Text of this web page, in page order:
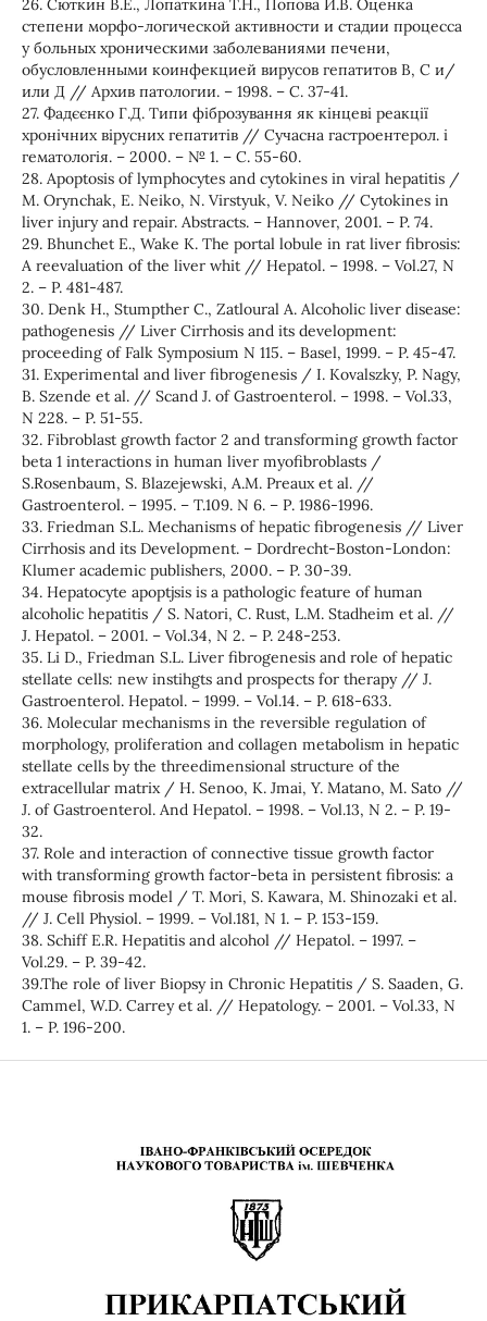
26. Сюткин В.Е., Лопаткина Т.Н., Попова И.В. Оценка
степени морфо-логической активности и стадии процесса
у больных хроническими заболеваниями печени,
обусловленными коинфекцией вирусов гепатитов В, С и/
или Д // Архив патологии. – 1998. – С. 37-41.
27. Фадєєнко Г.Д. Типи фіброзування як кінцеві реакції
хронічних вірусних гепатитів // Сучасна гастроентерол. і
гематологія. – 2000. – № 1. – С. 55-60.
28. Apoptosis of lymphocytes and cytokines in viral hepatitis /
M. Orynchak, E. Neiko, N. Virstyuk, V. Neiko // Cytokines in
liver injury and repair. Abstracts. – Hannover, 2001. – P. 74.
29. Bhunchet E., Wake K. The portal lobule in rat liver fibrosis:
A reevaluation of the liver whit // Hepatol. – 1998. – Vol.27, N
2. – P. 481-487.
30. Denk H., Stumpther C., Zatloural A. Alcoholic liver disease:
pathogenesis // Liver Cirrhosis and its development:
proceeding of Falk Symposium N 115. – Basel, 1999. – P. 45-47.
31. Experimental and liver fibrogenesis / I. Kovalszky, P. Nagy,
B. Szende et al. // Scand J. of Gastroenterol. – 1998. – Vol.33,
N 228. – P. 51-55.
32. Fibroblast growth factor 2 and transforming growth factor
beta 1 interactions in human liver myofibroblasts /
S.Rosenbaum, S. Blazejewski, A.M. Preaux et al. //
Gastroenterol. – 1995. – T.109. N 6. – Р. 1986-1996.
33. Friedman S.L. Mechanisms of hepatic fibrogenesis // Liver
Cirrhosis and its Development. – Dordrecht-Boston-London:
Klumer academic publishers, 2000. – P. 30-39.
34. Hepatocyte apoptjsis is a pathologic feature of human
alcoholic hepatitis / S. Natori, C. Rust, L.M. Stadheim et al. //
J. Hepatol. – 2001. – Vol.34, N 2. – P. 248-253.
35. Li D., Friedman S.L. Liver fibrogenesis and role of hepatic
stellate cells: new instihgts and prospects for therapy // J.
Gastroenterol. Hepatol. – 1999. – Vol.14. – P. 618-633.
36. Molecular mechanisms in the reversible regulation of
morphology, proliferation and collagen metabolism in hepatic
stellate cells by the threedimensional structure of the
extracellular matrix / H. Senoo, K. Jmai, Y. Matano, M. Sato //
J. of Gastroenterol. And Hepatol. – 1998. – Vol.13, N 2. – P. 19-
32.
37. Role and interaction of connective tissue growth factor
with transforming growth factor-beta in persistent fibrosis: a
mouse fibrosis model / T. Mori, S. Kawara, M. Shinozaki et al.
// J. Cell Physiol. – 1999. – Vol.181, N 1. – P. 153-159.
38. Schiff E.R. Hepatitis and alcohol // Hepatol. – 1997. –
Vol.29. – P. 39-42.
39.The role of liver Biopsy in Chronic Hepatitis / S. Saaden, G.
Cammel, W.D. Carrey et al. // Hepatology. – 2001. – Vol.33, N
1. – P. 196-200.